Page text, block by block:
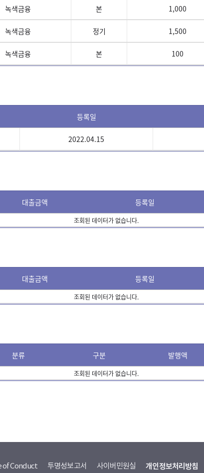
녹색금융 본 1,000
녹색금융 정기 1,500
녹색금융 본 100
등록일
2022.04.15
대출금액 등록일
조회된 데이터가 없습니다.
대출금액 등록일
조회된 데이터가 없습니다.
분류 구분 발행액
조회된 데이터가 없습니다.
of Conduct 투명성보고서 사이버민원실 개인정보처리방침